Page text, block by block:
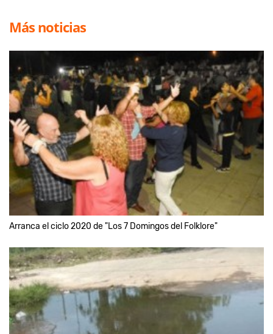
Más noticias
Arranca el ciclo 2020 de "Los 7 Domingos del Folklore"